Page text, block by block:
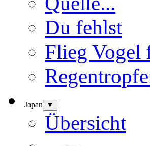
Du fehlst
Flieg Vogel
Japan ▼
Übersicht